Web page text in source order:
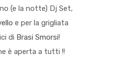
(e la notte) Dj Set,
e per la grigliata
di Brasi Smorsi!
è aperta a tutti !!